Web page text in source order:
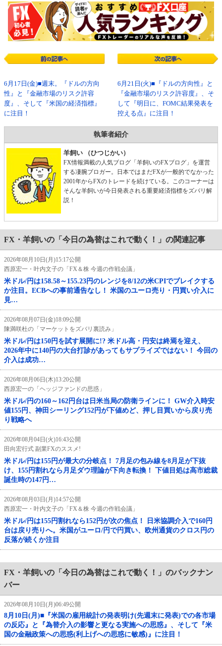
6月17日(金)■週末。『ドルの方向
性』と『金融市場のリスク許容
度』、そして『米国の経済指標』
に注目！
6月21日(火)■『ドルの方向性』と
『金融市場のリスク許容度』、そ
して『明日に、FOMC結果発表を
控える点』に注目！
執筆者紹介
羊飼い （ひつじかい）
FX情報満載の人気ブログ「羊飼いのFXブログ」を運営
する凄腕ブロガー。日本ではまだFXが一般的でなかった
2001年からFXのトレードを続けている。このコーナーは
そんな羊飼いが今日発表される重要経済指標をズバリ解
説！
FX・羊飼いの「今日の為替はこれで動く！」の関連記事
2026年08月10日(月)15:17公開
西原宏一・叶内文子の「FX＆株 今週の作戦会議」
米ドル/円は158.58～155.23円のレンジを8/12の米CPIでブレイクする
か注目。ECBへの事前通告なし！ 米国のユーロ売り・円買い介入に
見…
2026年08月07日(金)18:09公開
陳満咲杜の「マーケットをズバリ裏読み」
米ドル/円は150円を試す展開に!? 米ドル高・円安は終焉を迎え、
2026年中に140円の大台打診があってもサプライズではない！ 今回の
介入は成功…
2026年08月06日(木)13:20公開
西原宏一の「ヘッジファンドの思惑」
米ドル/円の160～162円台は日米当局の防衛ラインに！ GW介入時安
値155円、神田シーリング152円が下値めど、押し目買いから戻り売
り戦略へ
2026年08月04日(火)16:43公開
田向宏行式 副業FXのススメ!
米ドル/円は155円が最大の分岐点！ 7月足の包み線を8月足が下抜
け、155円割れなら月足ダウ理論が下向き転換！ 下値目処は高市総裁
誕生時の147円…
2026年08月03日(月)14:57公開
西原宏一・叶内文子の「FX＆株 今週の作戦会議」
米ドル/円は155円割れなら152円が次の焦点！ 日米協調介入で160円
台は戻り売りへ。米国がユーロ/円で円買い、欧州通貨のクロス円の
反落が続くか注目
FX・羊飼いの「今日の為替はこれで動く！」のバックナン
バー
2026年08月10日(月)06:49公開
8月10日(月)■『米国の雇用統計の発表明け(先週末に発表)での各市場
の反応』と『為替介入の影響と更なる実施への思惑』、そして『米
国の金融政策への思惑(利上げへの思惑に敏感)』に注目！